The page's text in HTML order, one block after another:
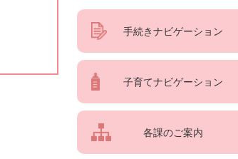
手続きナビゲーション
子育てナビゲーション
各課のご案内